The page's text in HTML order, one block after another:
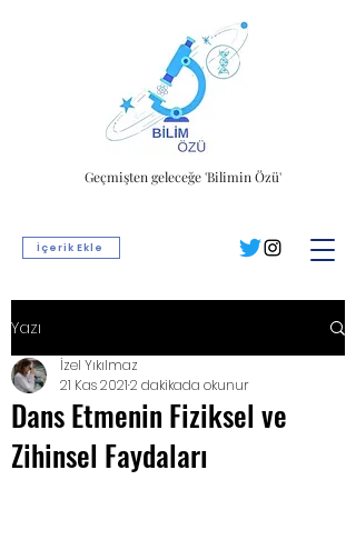
İçerik Ekle
Geçmişten geleceğe 'Bilimin Özü'
Yazı
Dans Etmenin Fiziksel ve
Zihinsel Faydaları
İzel Yıkılmaz
21 Kas 20212 dakikada okunur